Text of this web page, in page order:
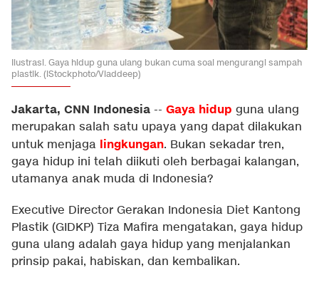
Ilustrasi. Gaya hidup guna ulang bukan cuma soal mengurangi sampah
plastik. (iStockphoto/Vladdeep)
Jakarta, CNN Indonesia -- Gaya hidup guna ulang
merupakan salah satu upaya yang dapat dilakukan
untuk menjaga lingkungan. Bukan sekadar tren,
gaya hidup ini telah diikuti oleh berbagai kalangan,
utamanya anak muda di Indonesia?
Executive Director Gerakan Indonesia Diet Kantong
Plastik (GIDKP) Tiza Mafira mengatakan, gaya hidup
guna ulang adalah gaya hidup yang menjalankan
prinsip pakai, habiskan, dan kembalikan.